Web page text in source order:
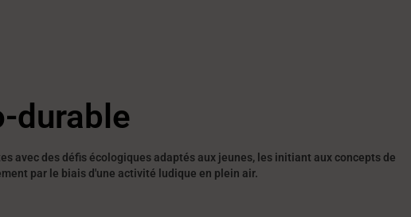
durable
avec des défis écologiques adaptés aux jeunes, les initiant aux concepts de
par le biais d'une activité ludique en plein air.